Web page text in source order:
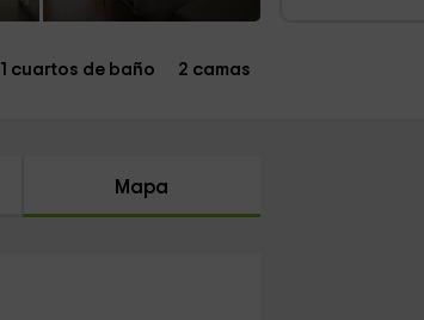
1 cuartos de baño 2 camas
Mapa